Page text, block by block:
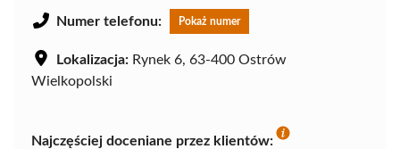
Numer telefonu: Pokaż numer
Lokalizacja: Rynek 6, 63-400 Ostrów
Wielkopolski
Najczęściej doceniane przez klientów: